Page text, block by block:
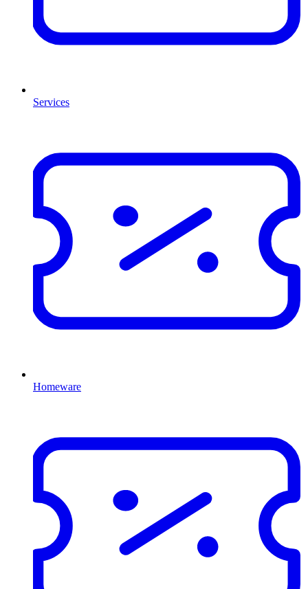
Services
Homeware